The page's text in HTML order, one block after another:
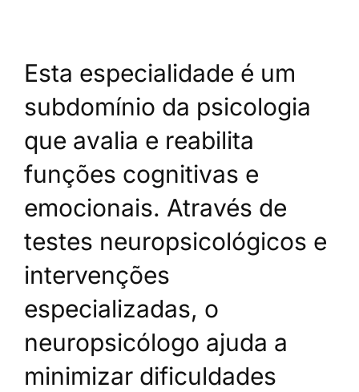
Esta especialidade é um
subdomínio da psicologia
que avalia e reabilita
funções cognitivas e
emocionais. Através de
testes neuropsicológicos e
intervenções
especializadas, o
neuropsicólogo ajuda a
minimizar dificuldades